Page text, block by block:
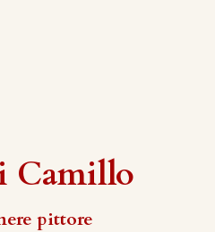
Camillo
pittore